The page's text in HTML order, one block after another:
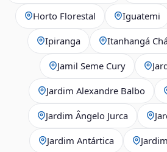
Horto Florestal Iguatemi
Ipiranga Itanhangá
Jamil Seme Cury
Jardim Alexandre Balbo
Jardim Ângelo Jurca
Jardim Antártica